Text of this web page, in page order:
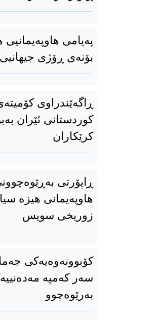
پەیامی
بۆنەی ڕۆژی جیهانیی
ڕاگەێندراوی
کرێکاران
ڕاپۆرتی
هاوپەیمانی هیزە
زوریخی سویس
کۆبوونەوەیەکی
سەر کەمپە
بەرێوەچوو